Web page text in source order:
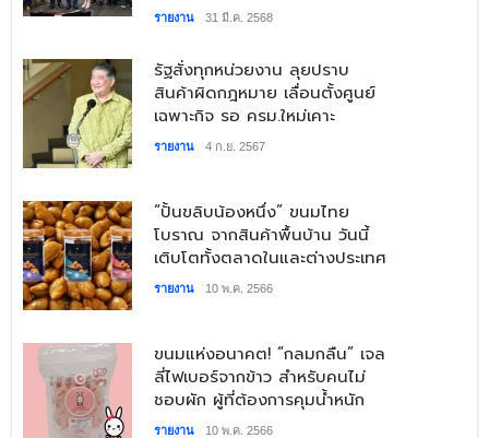
รายงาน 31 มี.ค. 2568
​รัฐสั่งทุกหน่วยงาน ลุยปราบ
สินค้าผิดกฎหมาย เลื่อนตั้งศูนย์
เฉพาะกิจ รอ ครม.ใหม่เคาะ
รายงาน 4 ก.ย. 2567
​“ปั้นขลิบน้องหนึ่ง” ขนมไทย
โบราณ จากสินค้าพื้นบ้าน วันนี้
เติบโตทั้งตลาดในและต่างประเทศ
รายงาน 10 พ.ค. 2566
​ขนมแห่งอนาคต! “กลมกลืน” เจล
ลี่ไฟเบอร์จากข้าว สำหรับคนไม่
ชอบผัก ผู้ที่ต้องการคุมน้ำหนัก
รายงาน 10 พ.ค. 2566